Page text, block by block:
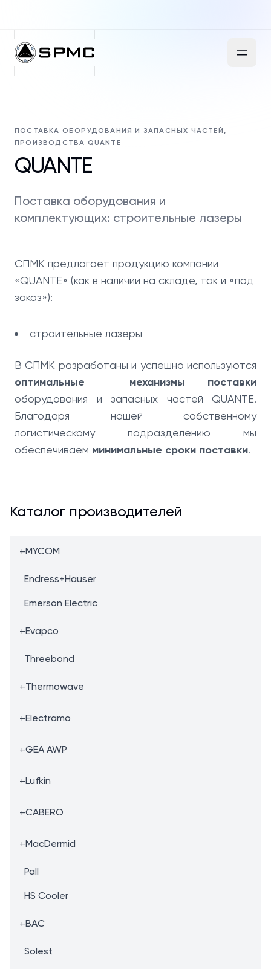
ПОСТАВКА ОБОРУДОВАНИЯ И ЗАПАСНЫХ ЧАСТЕЙ,
ПРОИЗВОДСТВА QUANTE
QUANTE
Поставка оборудования и
комплектующих: строительные лазеры
СПМК предлагает продукцию компании
«QUANTE» (как в наличии на складе, так и «под
заказ»):
строительные лазеры
В СПМК разработаны и успешно используются
оптимальные механизмы поставки
оборудования и запасных частей QUANTE.
Благодаря нашей собственному
логистическому подразделению мы
обеспечиваем минимальные сроки поставки.
Каталог производителей
+MYCOM
Endress+Hauser
Emerson Electric
+Evapco
Threebond
+Thermowave
+Electramo
+GEA AWP
+Lufkin
+CABERO
+MacDermid
Pall
HS Cooler
+BAC
Solest